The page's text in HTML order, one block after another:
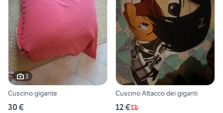
3
Cuscino gigante
30 €
Cuscino Attacco dei giganti
12 €